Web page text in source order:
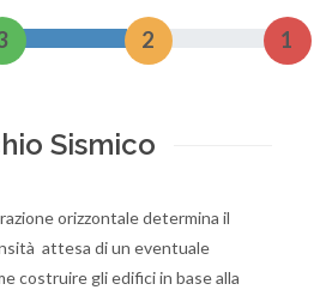
2 1
Sismico
orizzontale determina il
attesa di un eventuale
costruire gli edifici in base alla